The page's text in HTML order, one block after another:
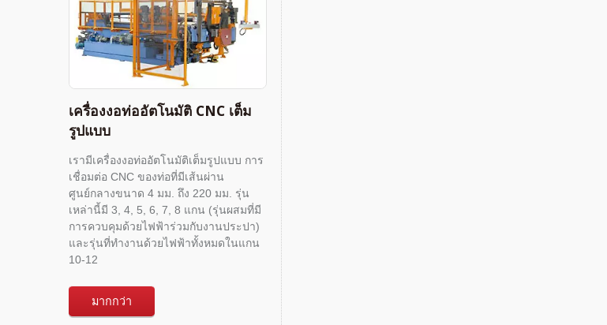
เครื่องงอท่ออัตโนมัติ CNC เต็ม
รูปแบบ
เรามีเครื่องงอท่ออัตโนมัติเต็มรูปแบบ การ
เชื่อมต่อ CNC ของท่อที่มีเส้นผ่าน
ศูนย์กลางขนาด 4 มม. ถึง 220 มม. รุ่น
เหล่านี้มี 3, 4, 5, 6, 7, 8 แกน (รุ่นผสมที่มี
การควบคุมด้วยไฟฟ้าร่วมกับงานประปา)
และรุ่นที่ทำงานด้วยไฟฟ้าทั้งหมดในแกน
10-12
มากกว่า